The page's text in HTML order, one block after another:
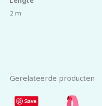
2 m
Gerelateerde producten
Save